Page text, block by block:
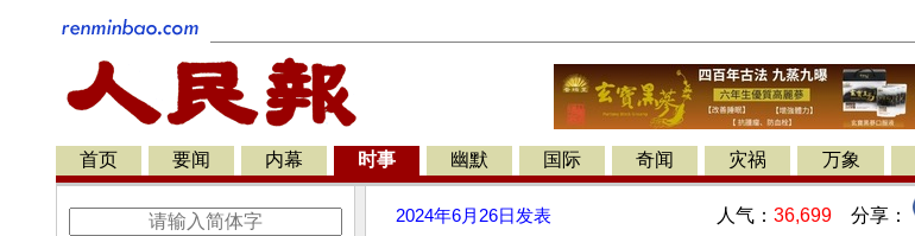
首页 要闻 内幕 时事 幽默 国际 奇闻 灾祸 万象
2024年6月26日 发表 人气： 36,699 分享：